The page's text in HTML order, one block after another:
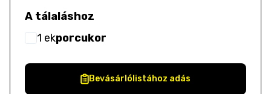
A tálaláshoz
1 ekporcukor
Bevásárlólistához adás